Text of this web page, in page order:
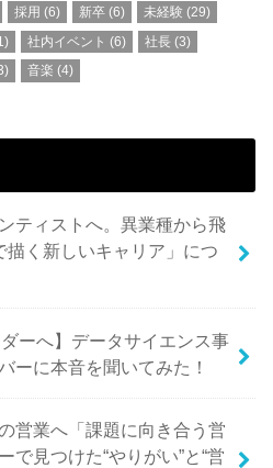
採用 (6) 新卒 (6) 未経験 (29)
社内イベント (6) 社長 (3)
音楽 (4)
ティストへ。異業種から飛
く新しいキャリア」につ
ーへ】データサイエンス事
ーに本音を聞いてみた！
営業へ「課題に向き合う営
見つけた“やりがい”と“営